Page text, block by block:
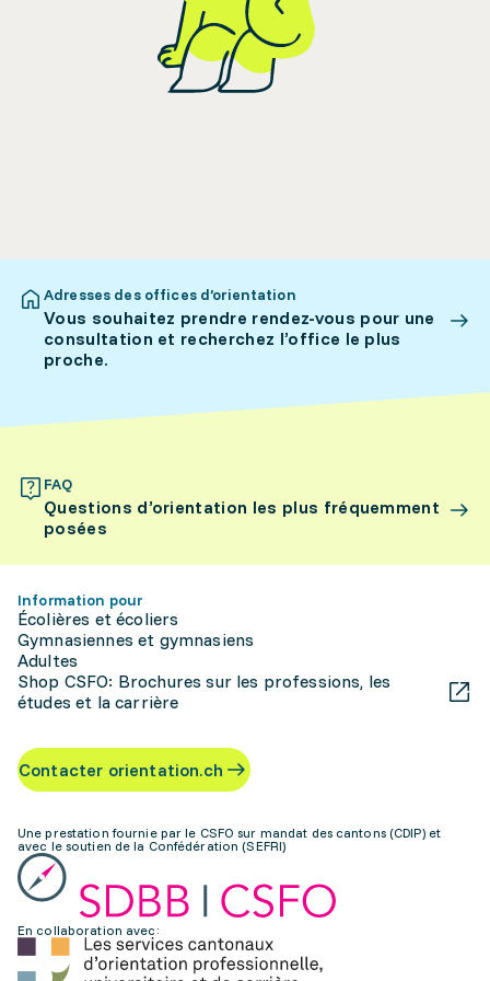
Adresses des offices d’orientation
Vous souhaitez prendre rendez-vous pour une
consultation et recherchez l’office le plus
proche.
FAQ
Questions d’orientation les plus fréquemment
posées
Information pour
Écolières et écoliers
Gymnasiennes et gymnasiens
Adultes
Shop CSFO: Brochures sur les professions, les
études et la carrière
Contacter orientation.ch
Une prestation fournie par le CSFO sur mandat des cantons (CDIP) et
avec le soutien de la Confédération (SEFRI)
En collaboration avec: